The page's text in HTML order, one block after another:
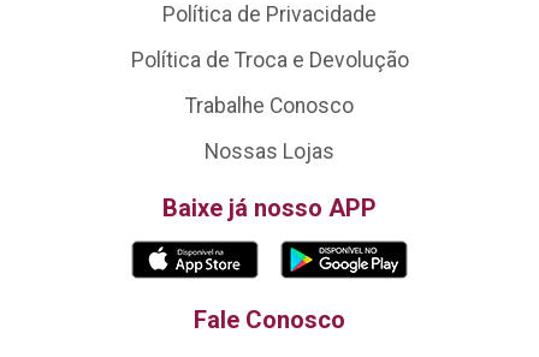
Política de Privacidade
Política de Troca e Devolução
Trabalhe Conosco
Nossas Lojas
Baixe já nosso APP
Fale Conosco